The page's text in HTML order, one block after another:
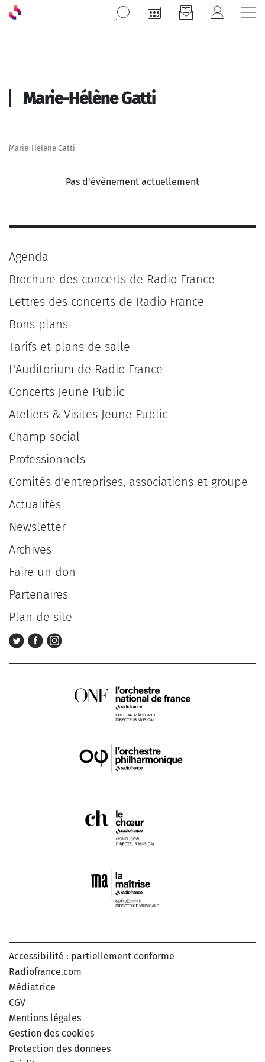
Aller au contenu principal
Marie-Hélène Gatti
Marie-Hélène Gatti
Pas d'évènement actuellement
Agenda
Brochure des concerts de Radio France
Lettres des concerts de Radio France
Bons plans
Tarifs et plans de salle
L'Auditorium de Radio France
Concerts Jeune Public
Ateliers & Visites Jeune Public
Champ social
Professionnels
Comités d'entreprises, associations et groupe
Actualités
Newsletter
Archives
Faire un don
Partenaires
Plan de site
Accessibilité : partiellement conforme
Radiofrance.com
Médiatrice
CGV
Mentions légales
Gestion des cookies
Protection des données